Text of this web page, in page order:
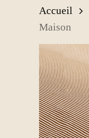
Accueil
Maison